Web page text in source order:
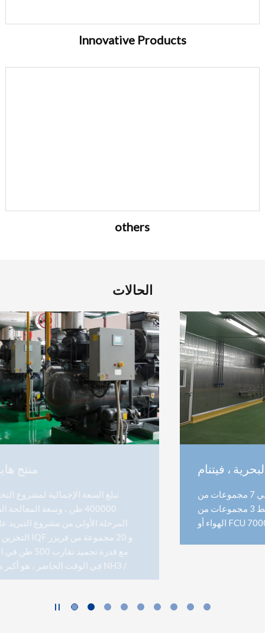
Innovative Products
others
الحالات
مشروع تجهيز المأكولات البحرية ، فيتنام
تجهيز مكونات المأكولات البحرية للسوشي 7 مجموعات من
وحدة الضاغط 3 مجموعات من IQF أو ABF 48 مجموعة من مبرد
